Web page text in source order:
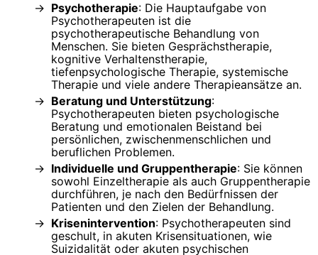
Psychotherapie: Die Hauptaufgabe von
Psychotherapeuten ist die
psychotherapeutische Behandlung von
Menschen. Sie bieten Gesprächstherapie,
kognitive Verhaltenstherapie,
tiefenpsychologische Therapie, systemische
Therapie und viele andere Therapieansätze an.
Beratung und Unterstützung:
Psychotherapeuten bieten psychologische
Beratung und emotionalen Beistand bei
persönlichen, zwischenmenschlichen und
beruflichen Problemen.
Individuelle und Gruppentherapie: Sie können
sowohl Einzeltherapie als auch Gruppentherapie
durchführen, je nach den Bedürfnissen der
Patienten und den Zielen der Behandlung.
Krisenintervention: Psychotherapeuten sind
geschult, in akuten Krisensituationen, wie
Suizidalität oder akuten psychischen